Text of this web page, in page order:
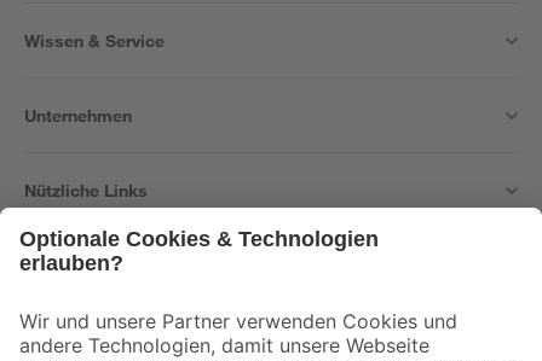
Wissen & Service
Unternehmen
Nützliche Links
Der toom Newsletter: Keine Angebote und Aktionen mehr verpassen!